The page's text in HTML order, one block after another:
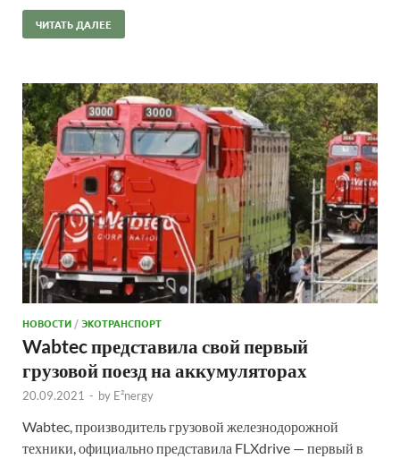
ЧИТАТЬ ДАЛЕЕ
НОВОСТИ /ЭКОТРАНСПОРТ
Wabtec представила свой первый
грузовой поезд на аккумуляторах
20.09.2021 - by E²nergy
Wabtec, производитель грузовой железнодорожной
техники, официально представила FLXdrive — первый в